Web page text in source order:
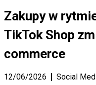
Zakupy w
TikTok Shop
commerce
12/06/2026 Social